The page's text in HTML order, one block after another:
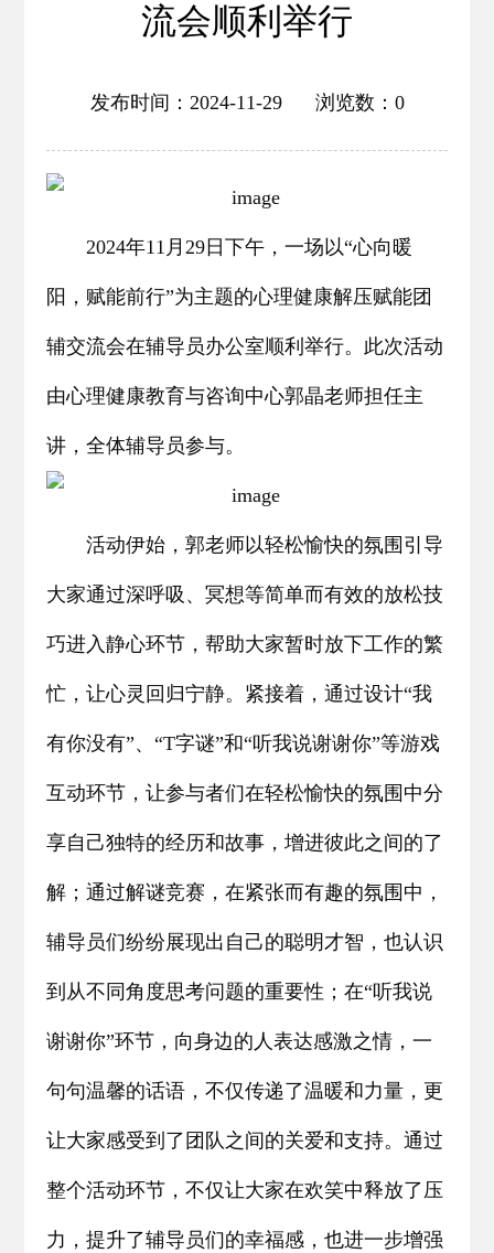
流会顺利举行
发布时间：2024-11-29 浏览数： 0
2024年11月29日下午，一场以“心向暖
阳，赋能前行”为主题的心理健康解压赋能团
辅交流会在辅导员办公室顺利举行。此次活动
由心理健康教育与咨询中心郭晶老师担任主
讲，全体辅导员参与。
活动伊始，郭老师以轻松愉快的氛围引导
大家通过深呼吸、冥想等简单而有效的放松技
巧进入静心环节，帮助大家暂时放下工作的繁
忙，让心灵回归宁静。紧接着，通过设计“我
有你没有”、“T字谜”和“听我说谢谢你”等游戏
互动环节，让参与者们在轻松愉快的氛围中分
享自己独特的经历和故事，增进彼此之间的了
解；通过解谜竞赛，在紧张而有趣的氛围中，
辅导员们纷纷展现出自己的聪明才智，也认识
到从不同角度思考问题的重要性；在“听我说
谢谢你”环节，向身边的人表达感激之情，一
句句温馨的话语，不仅传递了温暖和力量，更
让大家感受到了团队之间的关爱和支持。通过
整个活动环节，不仅让大家在欢笑中释放了压
力，提升了辅导员们的幸福感，也进一步增强